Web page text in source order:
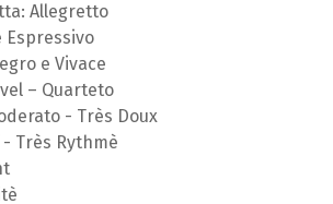
Allegretto
Espressivo
e Vivace
– Quarteto
- Très Doux
- Très Rythmè